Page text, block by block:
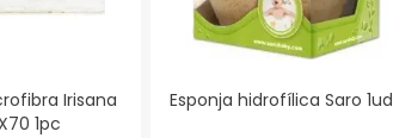
Irisana
1pc
Esponja hidrofílica Saro 1ud